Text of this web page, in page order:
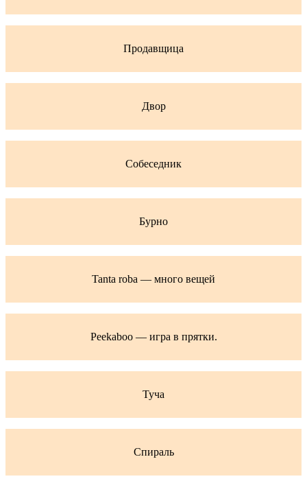
Продавщица
Двор
Собеседник
Бурно
Tanta roba — много вещей
Peekaboo — игра в прятки.
Туча
Спираль